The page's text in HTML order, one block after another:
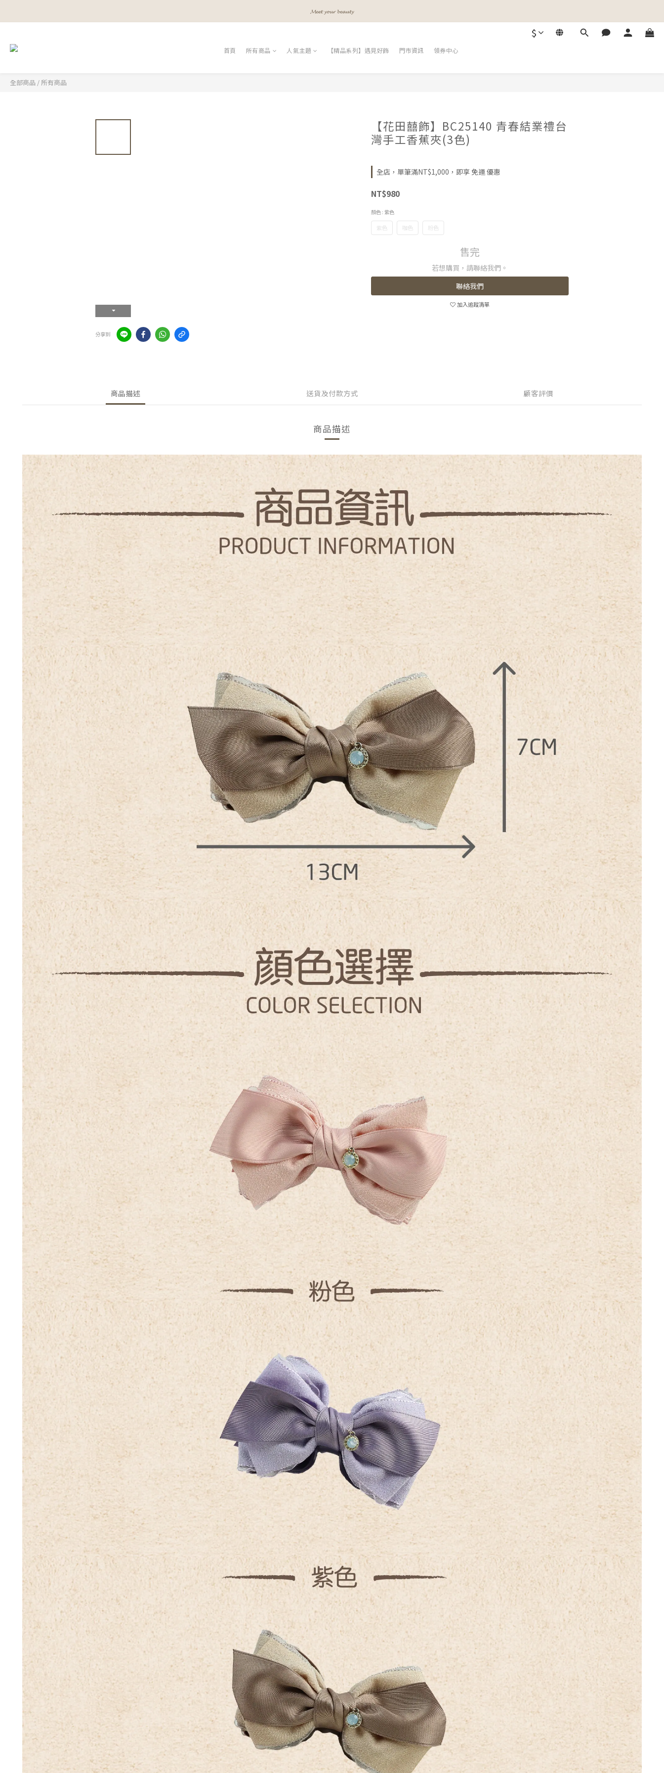
𝓐 𝓰𝓲𝓻𝓵𝓼 𝓫𝓮𝓼𝓽 𝓯𝓻𝓲𝓮𝓷𝓭𝓼
𝓐 𝓰𝓲𝓻𝓵𝓼 𝓫𝓮𝓼𝓽 𝓯𝓻𝓲𝓮𝓷𝓭𝓼
𝓐 𝓰𝓲𝓻𝓵𝓼 𝓫𝓮𝓼𝓽 𝓯𝓻𝓲𝓮𝓷𝓭𝓼
$
首頁 所有商品 人氣主題 【精品系列】遇見好飾 門市資訊 領券中心
全部商品 / 所有商品
分享到
【花田囍飾】BC25140 青春結業禮台
灣手工香蕉夾(3色)
全店，單筆滿NT$1,000，即享 免運 優惠
NT$980
顏色 : 紫色
紫色 咖色 粉色
售完
若想購買，請聯絡我們。
聯絡我們
加入追蹤清單
商品描述 送貨及付款方式 顧客評價
商品描述